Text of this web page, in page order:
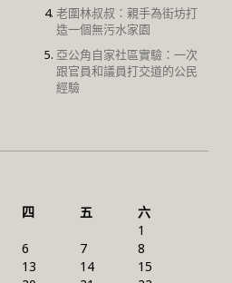
老圍林叔叔：親手為街坊打
造一個無污水家園
亞公角自家社區實驗：一次
跟官員和議員打交道的公民
經驗
四 五
六
1
6 7
8
13 14
15